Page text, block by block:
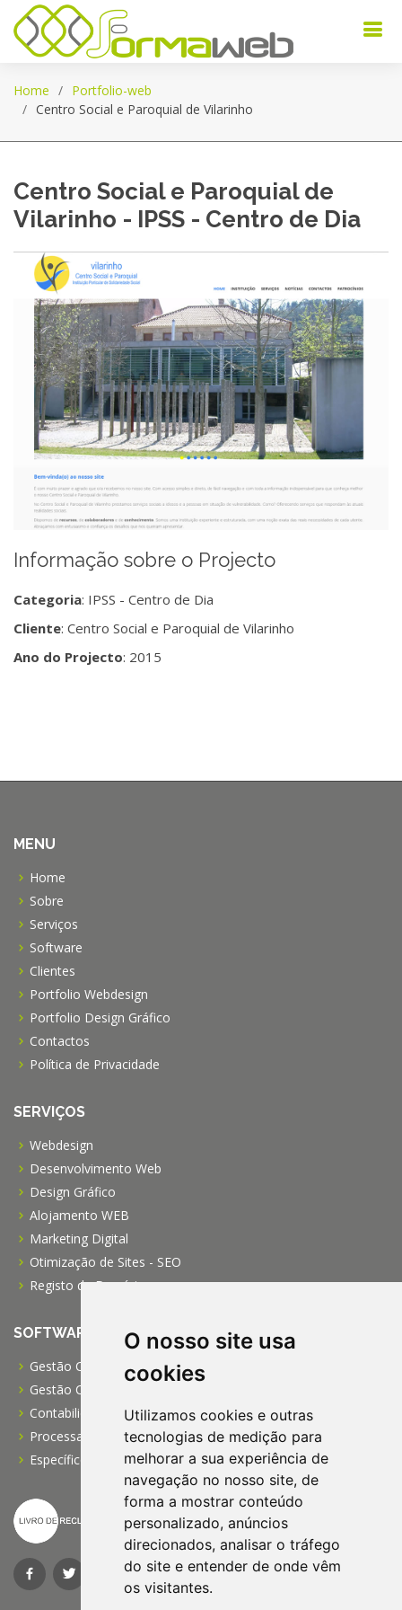
O nosso site usa
cookies
Utilizamos cookies e outras
tecnologias de medição para
melhorar a sua experiência de
navegação no nosso site, de
forma a mostrar conteúdo
personalizado, anúncios
direcionados, analisar o tráfego
do site e entender de onde vêm
os visitantes.
Home
Portfolio-web
Centro Social e Paroquial de Vilarinho
Centro Social e Paroquial de
Vilarinho - IPSS - Centro de Dia
Informação sobre o Projecto
Categoria: IPSS - Centro de Dia
Cliente: Centro Social e Paroquial de Vilarinho
Ano do Projecto: 2015
MENU
Home
Sobre
Serviços
Software
Clientes
Portfolio Webdesign
Portfolio Design Gráfico
Contactos
Política de Privacidade
SERVIÇOS
Webdesign
Desenvolvimento Web
Design Gráfico
Alojamento WEB
Marketing Digital
Otimização de Sites - SEO
Registo de Domínios
SOFTWARE
Gestão Comercial PRO
Gestão Comercial PME
Contabilidade Profissional
Processamento de Salários
Específico para IPSS